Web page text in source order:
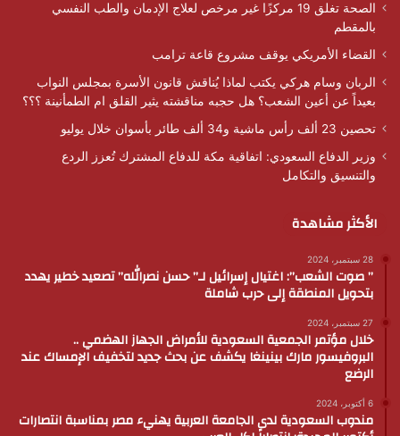
الصحة تغلق 19 مركزًا غير مرخص لعلاج الإدمان والطب النفسي
بالمقطم
القضاء الأمريكي يوقف مشروع قاعة ترامب
الربان وسام هركي يكتب لماذا يُناقش قانون الأسرة بمجلس النواب
بعيداً عن أعين الشعب؟ هل حجبه مناقشته يثير القلق ام الطمأنينة ؟؟؟
تحصين 23 ألف رأس ماشية و34 ألف طائر بأسوان خلال يوليو
وزير الدفاع السعودي: اتفاقية مكة للدفاع المشترك تُعزز الردع
والتنسيق والتكامل
الأكثر مشاهدة
28 سبتمبر، 2024
” صوت الشعب”: اغتيال إسرائيل لـ” حسن نصرالله” تصعيد خطير يهدد
بتحويل المنطقة إلى حرب شاملة
27 سبتمبر، 2024
خلال مؤتمر الجمعية السعودية للأمراض الجهاز الهضمي ..
البروفيسور مارك بينينغا يكشف عن بحث جديد لتخفيف الإمساك عند
الرضع
6 أكتوبر، 2024
مندوب السعودية لدى الجامعة العربية يهنيء مصر بمناسبة انتصارات